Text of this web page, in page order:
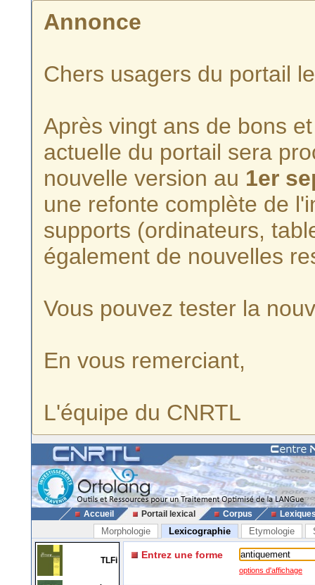
Annonce
Chers usagers du portail
Après vingt ans de bons
actuelle du portail sera
nouvelle version au 1er
une refonte complète de
supports (ordinateurs,
également de nouvelles
Vous pouvez tester la
En vous remerciant,
L'équipe du CNRTL
Accueil Portail lexical Corpus
Morphologie Lexicographie Etymologie
TLFi Entrez une forme
options d'affichage